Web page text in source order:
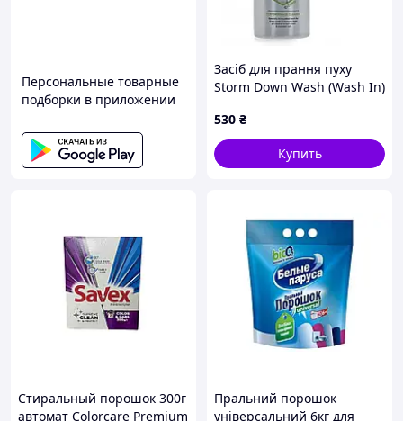
Персональные товарные
подборки в приложении
Засіб для прання пуху
Storm Down Wash (Wash In)
530 ₴
Купить
Стиральный порошок 300г
автомат Colorcare Premium
Пральний порошок
універсальний 6кг для